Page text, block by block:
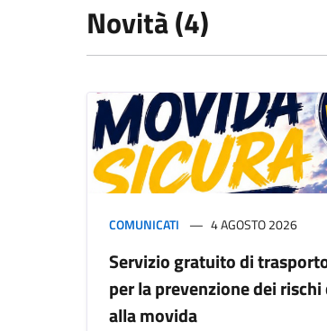
Novità (4)
COMUNICATI 4 AGOSTO 2026
Servizio gratuito di
per la prevenzione dei rischi
alla movida